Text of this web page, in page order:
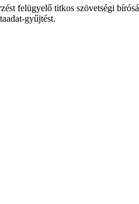
felügyelő titkos szövetségi
gyűjtést.